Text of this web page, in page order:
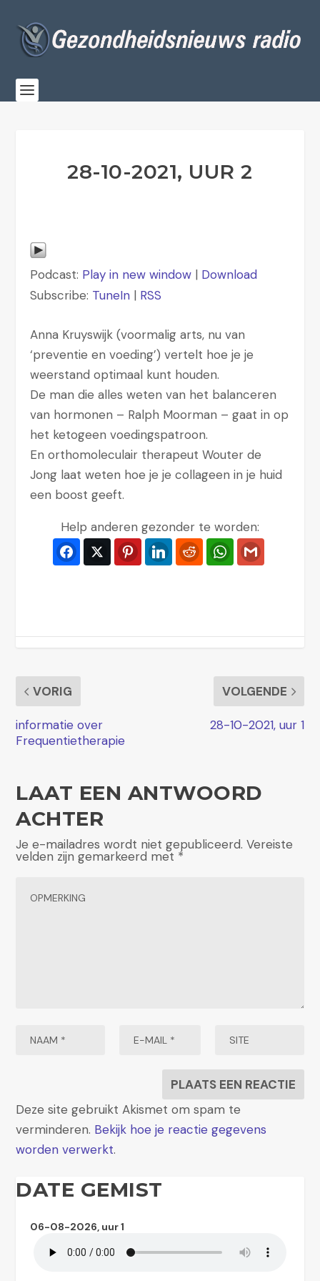
28-10-2021, UUR 2
Podcast: Play in new window | Download
Subscribe: TuneIn | RSS
Anna Kruyswijk (voormalig arts, nu van
‘preventie en voeding’) vertelt hoe je je
weerstand optimaal kunt houden.
De man die alles weten van het balanceren
van hormonen – Ralph Moorman – gaat in op
het ketogeen voedingspatroon.
En orthomoleculair therapeut Wouter de
Jong laat weten hoe je je collageen in je huid
een boost geeft.
Help anderen gezonder te worden:
FacebookTwitter PinterestLinkedIn Reddit WhatsApp
VORIG
informatie over
Frequentietherapie
VOLGENDE
28-10-2021, uur 1
LAAT EEN ANTWOORD
ACHTER
Je e-mailadres wordt niet gepubliceerd. Vereiste
velden zijn gemarkeerd met *
Deze site gebruikt Akismet om spam te
verminderen. Bekijk hoe je reactie gegevens
worden verwerkt.
DATE GEMIST
06-08-2026, uur 1